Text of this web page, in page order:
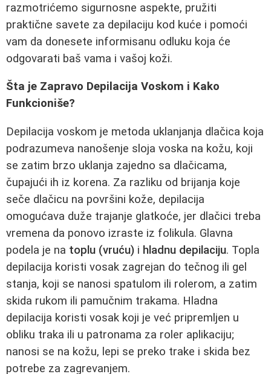
razmotrićemo sigurnosne aspekte, pružiti
praktične savete za depilaciju kod kuće i pomoći
vam da donesete informisanu odluku koja će
odgovarati baš vama i vašoj koži.
Šta je Zapravo Depilacija Voskom i Kako
Funkcioniše?
Depilacija voskom je metoda uklanjanja dlačica koja
podrazumeva nanošenje sloja voska na kožu, koji
se zatim brzo uklanja zajedno sa dlačicama,
čupajući ih iz korena. Za razliku od brijanja koje
seče dlačicu na površini kože, depilacija
omogućava duže trajanje glatkoće, jer dlačici treba
vremena da ponovo izraste iz folikula. Glavna
podela je na toplu (vruću) i hladnu depilaciju. Topla
depilacija koristi vosak zagrejan do tečnog ili gel
stanja, koji se nanosi spatulom ili rolerom, a zatim
skida rukom ili pamučnim trakama. Hladna
depilacija koristi vosak koji je već pripremljen u
obliku traka ili u patronama za roler aplikaciju;
nanosi se na kožu, lepi se preko trake i skida bez
potrebe za zagrevanjem.